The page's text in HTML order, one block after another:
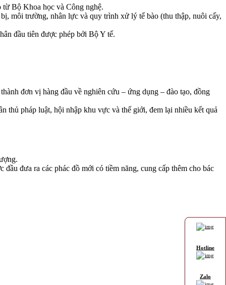
từ Bộ Khoa học và Công nghệ.
môi trường, nhân lực và quy trình xử lý tế bào (thu thập, nuôi cấy,
đầu tiên được phép bởi Bộ Y tế.
đơn vị hàng đầu về nghiên cứu – ứng dụng – đào tạo, đồng
thủ pháp luật, hội nhập khu vực và thế giới, đem lại nhiều kết quả
đưa ra các phác đồ mới có tiềm năng, cung cấp thêm cho bác
Hotline
Zalo